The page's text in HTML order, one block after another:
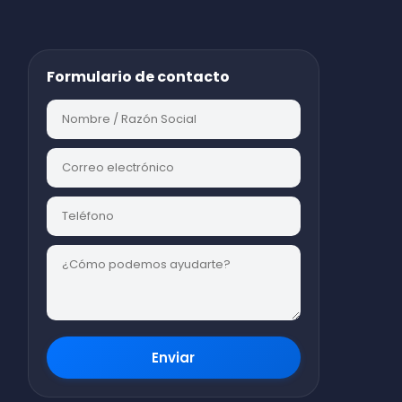
Formulario de contacto
Enviar